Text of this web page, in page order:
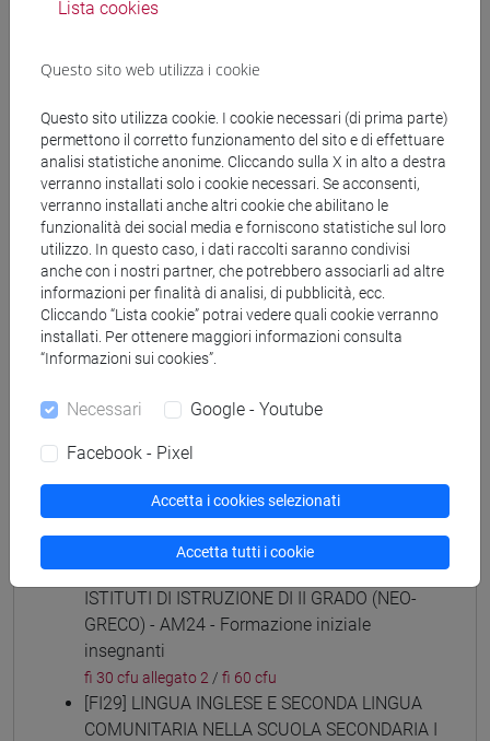
(CINESE) - AI24 - Formazione iniziale
fi 30 cfu allegato 2 /fi 60 cfu
ISTITUTI DI ISTRUZIONE DI II GRADO
(GIAPPONESE) - AJ24 - Formazione iniziale
insegnanti
fi 60 cfu/fi 30 cfu allegato 2
[FI25] LINGUE E CULTURE STRANIERE NEGLI
ISTITUTI DI ISTRUZIONE DI II GRADO
(PORTOGHESE) - AN24 - Formazione iniziale
insegnanti
fi 30 cfu allegato 2/fi 60 cfu
[FI26] LINGUA E CULTURA STRANIERA
insegnanti
fi 30 cfu allegato 2
(ARABO) - AL24 - Formazione iniziale
insegnanti
fi 30 cfu allegato 2/fi 60 cfu
[FI28] LINGUE E CULTURE STRANIERE NEGLI
ISTITUTI DI ISTRUZIONE DI II GRADO (NEO-
GRECO) - AM24 - Formazione iniziale
insegnanti
fi 30 cfu allegato 2 / fi 60 cfu
[FI29] LINGUA INGLESE E SECONDA LINGUA
COMUNITARIA NELLA SCUOLA SECONDARIA I
Lista cookies
Questo sito web utilizza i cookie
Questo sito utilizza cookie. I cookie necessari (di prima parte)
permettono il corretto funzionamento del sito e di effettuare
analisi statistiche anonime. Cliccando sulla X in alto a destra
verranno installati solo i cookie necessari. Se acconsenti,
verranno installati anche altri cookie che abilitano le
funzionalità dei social media e forniscono statistiche sul loro
utilizzo. In questo caso, i dati raccolti saranno condivisi
anche con i nostri partner, che potrebbero associarli ad altre
informazioni per finalità di analisi, di pubblicità, ecc.
Cliccando “Lista cookie” potrai vedere quali cookie verranno
installati. Per ottenere maggiori informazioni consulta
“Informazioni sui cookies”.
Necessari Google - Youtube
Facebook - Pixel
Accetta i cookies selezionati
Accetta tutti i cookie